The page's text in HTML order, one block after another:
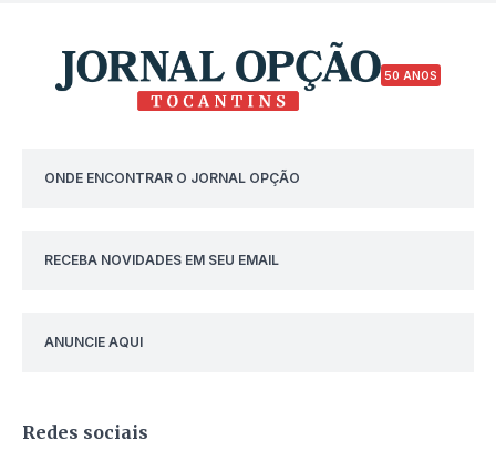
50 ANOS
ONDE ENCONTRAR O JORNAL OPÇÃO
RECEBA NOVIDADES EM SEU EMAIL
ANUNCIE AQUI
Redes sociais